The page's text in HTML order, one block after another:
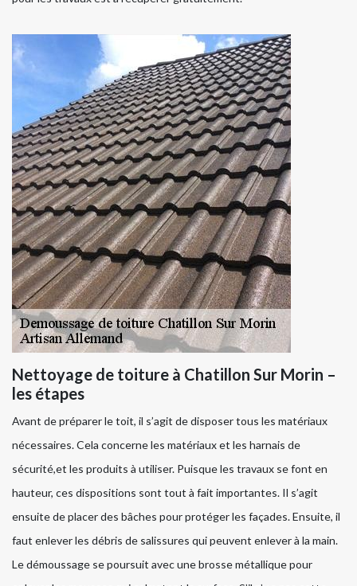
Nettoyage de toiture à Chatillon Sur Morin –
les étapes
Avant de préparer le toit, il s’agit de disposer tous les matériaux
nécessaires. Cela concerne les matériaux et les harnais de
sécurité,et les produits à utiliser. Puisque les travaux se font en
hauteur, ces dispositions sont tout à fait importantes. Il s’agit
ensuite de placer des bâches pour protéger les façades. Ensuite, il
faut enlever les débris de salissures qui peuvent enlever à la main.
Le démoussage se poursuit avec une brosse métallique pour